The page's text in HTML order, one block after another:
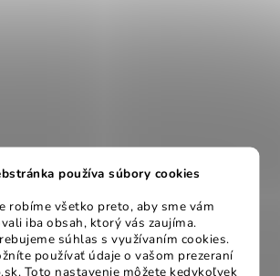
používa súbory cookies
robíme všetko preto, aby sme vám
iba obsah, ktorý vás zaujíma.
súhlas s využívaním cookies.
používať údaje o vašom prezeraní
Toto nastavenie môžete kedykoľvek